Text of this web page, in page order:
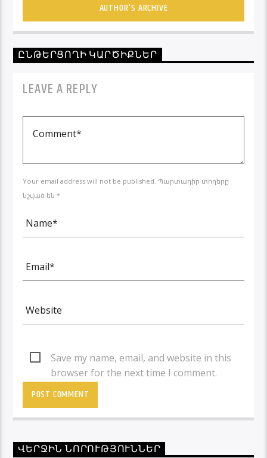
AUTHOR'S ARCHIVE
ԸՆԹԵՐՑՈՂԻ ԿԱՐԾԻՔՆԵՐ
LEAVE A REPLY
Your email address will not be published. Պարտադիր տողերը
նշված են *
Save my name, email, and website in this
browser for the next time I comment.
ՎԵՐՋԻՆ ՆՈՐՈՒԹՅՈՒՆՆԵՐ